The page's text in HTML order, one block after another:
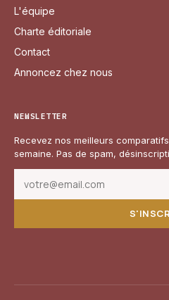
L'équipe
Charte éditoriale
Contact
Annoncez chez nous
NEWSLETTER
Recevez nos meilleurs
semaine. Pas de spam,